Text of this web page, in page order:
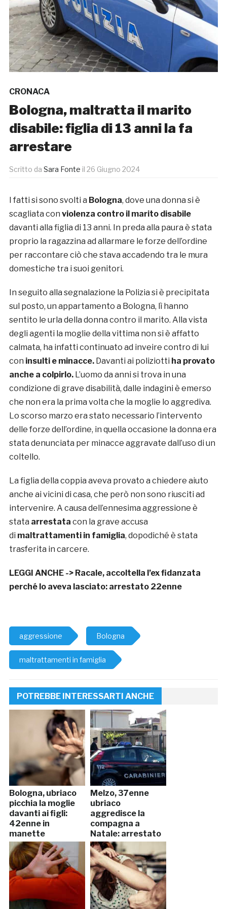
CRONACA
Bologna, maltratta il marito
disabile: figlia di 13 anni la fa
arrestare
Scritto da Sara Fonte il 26 Giugno 2024
I fatti si sono svolti a Bologna, dove una donna si è
scagliata con violenza contro il marito disabile
davanti alla figlia di 13 anni. In preda alla paura è stata
proprio la ragazzina ad allarmare le forze dell’ordine
per raccontare ciò che stava accadendo tra le mura
domestiche tra i suoi genitori.
In seguito alla segnalazione la Polizia si è precipitata
sul posto, un appartamento a Bologna, lì hanno
sentito le urla della donna contro il marito. Alla vista
degli agenti la moglie della vittima non si è affatto
calmata, ha infatti continuato ad inveire contro di lui
con insulti e minacce. Davanti ai poliziotti ha provato
anche a colpirlo.L’uomo da anni si trova in una
condizione di grave disabilità, dalle indagini è emerso
che non era la prima volta che la moglie lo aggrediva.
Lo scorso marzo era stato necessario l’intervento
delle forze dell’ordine, in quella occasione la donna era
stata denunciata per minacce aggravate dall’uso di un
coltello.
La figlia della coppia aveva provato a chiedere aiuto
anche ai vicini di casa, che però non sono riusciti ad
intervenire. A causa dell’ennesima aggressione è
stata arrestata con la grave accusa
di maltrattamenti in famiglia, dopodiché è stata
trasferita in carcere.
LEGGI ANCHE -> Racale, accoltella l’ex fidanzata
perché lo aveva lasciato: arrestato 22enne
aggressione Bologna
maltrattamenti in famiglia
POTREBBE INTERESSARTI ANCHE
Bologna, ubriaco
picchia la moglie
davanti ai figli:
42enne in
manette
Melzo, 37enne
ubriaco
aggredisce la
compagna a
Natale: arrestato